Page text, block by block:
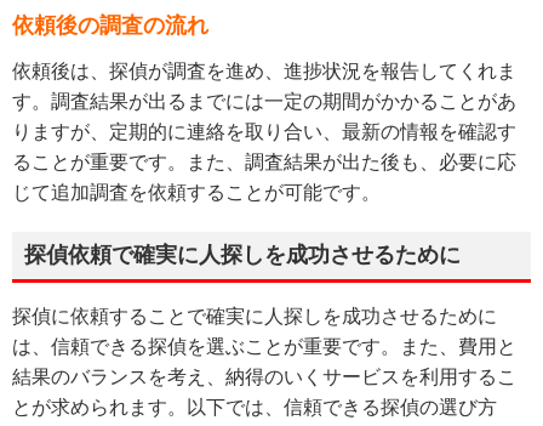
依頼後の調査の流れ
依頼後は、探偵が調査を進め、進捗状況を報告してくれま
す。調査結果が出るまでには一定の期間がかかることがあ
りますが、定期的に連絡を取り合い、最新の情報を確認す
ることが重要です。また、調査結果が出た後も、必要に応
じて追加調査を依頼することが可能です。
探偵依頼で確実に人探しを成功させるために
探偵に依頼することで確実に人探しを成功させるために
は、信頼できる探偵を選ぶことが重要です。また、費用と
結果のバランスを考え、納得のいくサービスを利用するこ
とが求められます。以下では、信頼できる探偵の選び方